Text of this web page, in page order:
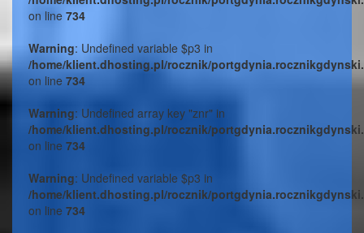
on line 734
Warning: Undefined variable $p3 in
/home/klient.dhosting.pl/rocznik/
on line 734
Warning: Undefined array key "znr" in
/home/klient.dhosting.pl/rocznik/
on line 734
Warning: Undefined variable $p3 in
/home/klient.dhosting.pl/rocznik/
on line 734